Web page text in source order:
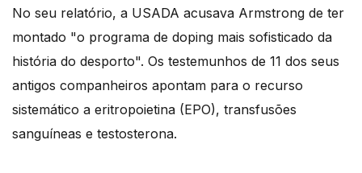
No seu relatório, a USADA acusava Armstrong de ter
montado "o programa de doping mais sofisticado da
história do desporto". Os testemunhos de 11 dos seus
antigos companheiros apontam para o recurso
sistemático a eritropoietina (EPO), transfusões
sanguíneas e testosterona.